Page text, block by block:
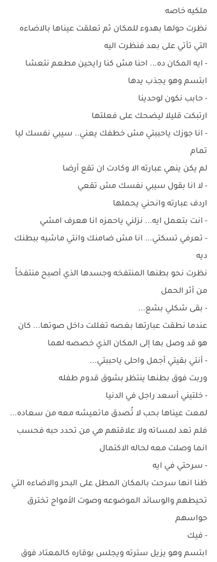
ملكيه خاصه
نظرت حولها بهدوء للمكان ثم تعلقت عيناها بالاضاءه
التي تأتي على بعد فنظرت اليه
- ايه المكان ده... احنا مش كنا رايحين مطعم نتعشا
ابتسم وهو يجذب يدها
- حابب نكون لوحدينا
ارتبكت قليلا ليضحك على فعلتها
- انا جوزك ياحببتي مش خطفك يعني.. سيبي نفسك ليا
تمام
لم يكن ينهي عبارته الا وكادت ان تقع أرضا
- لا انا بقول سيبي نفسك مش تقعي
اردف عبارته وانحني يحملها
- انت بتعمل ايه... نزلني ياحمزه انا هعرف امشي
- تعرفي تسكتي... انا مش ضامنك وانتي ماشيه ببطنك
ديه
نظرت نحو بطنها المنتفخه وجسدها الذي أصبح منتفخاً
من أثر الحمل
- بقى شكلي بشع...
عندما نطقت عبارتها بغصه تغللت داخل صوتها... كان
هو قد وصل بها إلى المكان الذي خصصه لهما
- أنتي بقيتي أجمل واحلى ياحببتي...
وربت فوق بطنها ينتظر بشوق قدوم طفله
- خلتيني أسعد راجل في الدنيا
لمعت عيناها بحب لا تُصدق ماتعيشه معه من سعاده...
فلم تعد لمساته ولا علاقتهم هي من تحدد حبه فحسب
انما وصلت معه لحاله الاكتمال
- سرحتي في ايه
ظنا انها سرحت بالمكان المطل على البحر والاضاءه التي
تحيطهم والوسائد الموضوعه وصوت الأمواج تخترق
حواسهم
- فيك
ابتسم وهو يزيل سترته ويجلس بوقاره كالمعتاد فوق